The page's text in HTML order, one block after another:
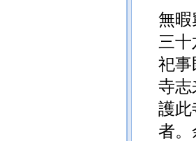
無暇
三十
祀事
寺志
護此
者。